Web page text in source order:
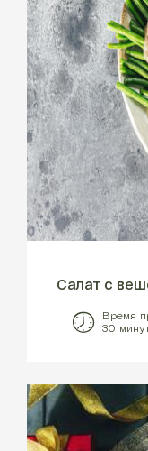
Салат с
Время
30